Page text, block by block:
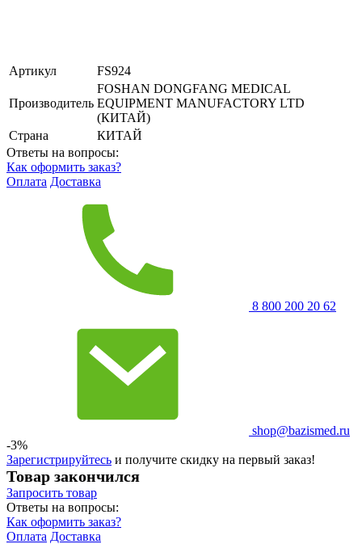
Артикул FS924
Производитель
FOSHAN DONGFANG MEDICAL
EQUIPMENT MANUFACTORY LTD
(КИТАЙ)
Страна
КИТАЙ
Ответы на вопросы:
Как оформить заказ?
Оплата Доставка
8 800 200 20 62
shop@bazismed.ru
-3%
Зарегистрируйтесь и получите скидку на первый заказ!
Товар закончился
Запросить товар
Ответы на вопросы:
Как оформить заказ?
Оплата Доставка